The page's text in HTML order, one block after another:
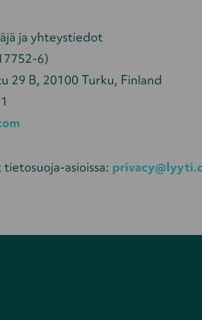
ja yhteystiedot
6)
29 B, 20100 Turku, Finland
asioissa: